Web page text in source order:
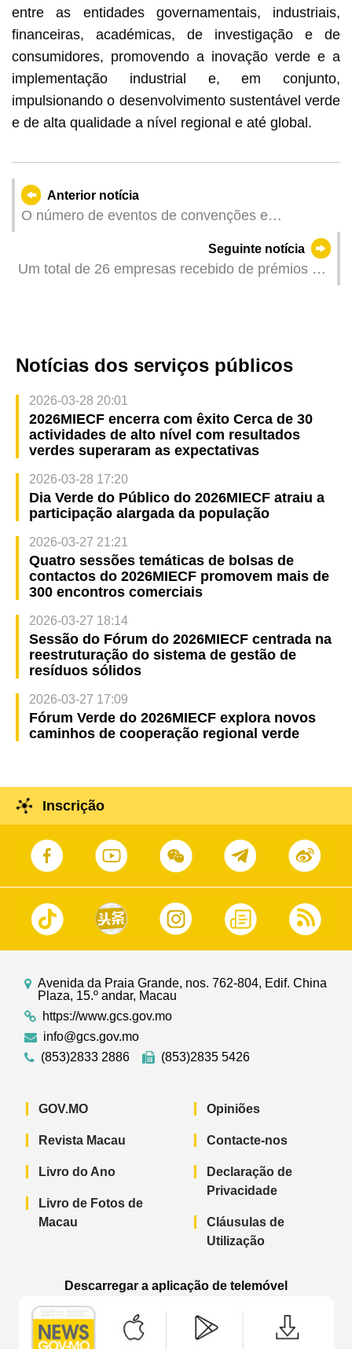
entre as entidades governamentais, industriais,
financeiras, académicas, de investigação e de
consumidores, promovendo a inovação verde e a
implementação industrial e, em conjunto,
impulsionando o desenvolvimento sustentável verde
e de alta qualidade a nível regional e até global.
Anterior notícia
O número de eventos de convenções e
exposições regista um novo recorde, potenciando
o desenvolvimento das indústrias “1+4”,
nomeadamente a indústria tecnológica e a
Seguinte notícia
Um total de 26 empresas recebido de prémios do
Notícias dos serviços públicos
2026-03-28 20:01
2026MIECF encerra com êxito Cerca de 30
actividades de alto nível com resultados
verdes superaram as expectativas
2026-03-28 17:20
Dia Verde do Público do 2026MIECF atraiu a
participação alargada da população
2026-03-27 21:21
Quatro sessões temáticas de bolsas de
contactos do 2026MIECF promovem mais de
300 encontros comerciais
2026-03-27 18:14
Sessão do Fórum do 2026MIECF centrada na
reestruturação do sistema de gestão de
resíduos sólidos
2026-03-27 17:09
Fórum Verde do 2026MIECF explora novos
caminhos de cooperação regional verde
Inscrição
Avenida da Praia Grande, nos. 762-804, Edif. China
Plaza, 15.º andar, Macau
https://www.gcs.gov.mo
info@gcs.gov.mo
(853)2833 2886
(853)2835 5426
GOV.MO
Revista Macau
Livro do Ano
Livro de Fotos de
Macau
Opiniões
Contacte-nos
Declaração de
Privacidade
Cláusulas de
Utilização
Descarregar a aplicação de telemóvel